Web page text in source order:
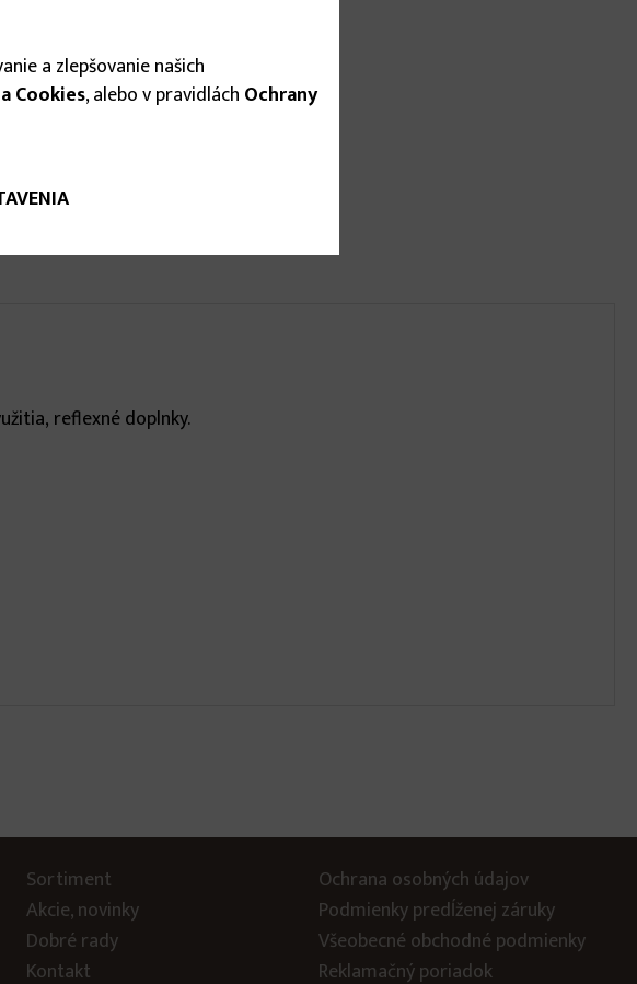
reflexné doplnky.
Sortiment
Akcie, novinky
Dobré rady
Kontakt
Ochrana osobných údajov
Podmienky predĺženej záruky
Všeobecné obchodné podmienky
Reklamačný poriadok
a zlepšovanie našich
Cookies, alebo v pravidlách Ochrany